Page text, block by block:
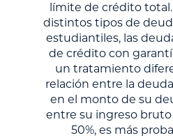
límite de crédito
distintos tipos de
estudiantiles, las
de crédito con
un tratamiento
relación entre la
en el monto de su
entre su ingreso bruto
50%, es más